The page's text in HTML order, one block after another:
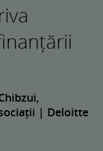
| Deloitte